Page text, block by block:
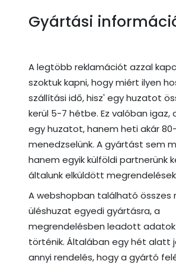
Gyártási
A legtöbb reklamációt azzal
szoktuk kapni, hogy miért ilyen
szállítási idő, hisz' egy huzatot
kerül 5-7 hétbe. Ez valóban igaz,
egy huzatot, hanem heti akár
menedzselünk. A gyártást sem
hanem egyik külföldi partnerünk
általunk elküldött
A webshopban található
üléshuzat egyedi gyártásra, a
megrendelésben leadott
történik. Általában egy hét alatt
annyi rendelés, hogy a gyártó